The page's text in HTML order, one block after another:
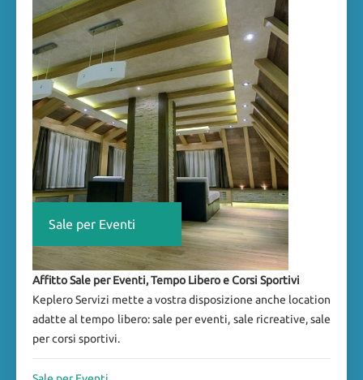
Sale per Eventi
Affitto Sale per Eventi, Tempo Libero e Corsi Sportivi
Keplero Servizi mette a vostra disposizione anche location
adatte al tempo libero: sale per eventi, sale ricreative, sale
per corsi sportivi.